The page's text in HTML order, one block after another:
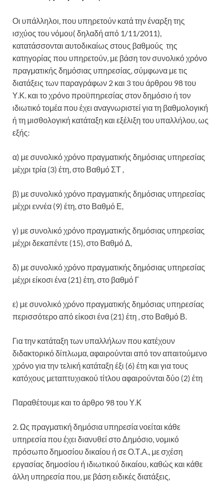
Οι υπάλληλοι, που υπηρετούν κατά την έναρξη της
ισχύος του νόμου( δηλαδή από 1/11/2011),
κατατάσσονται αυτοδικαίως στους βαθμούς της
κατηγορίας που υπηρετούν, με βάση τον συνολικό χρόνο
πραγματικής δημόσιας υπηρεσίας, σύμφωνα με τις
διατάξεις των παραγράφων 2 και 3 του άρθρου 98 του
Υ.Κ. και το χρόνο προϋπηρεσίας στον δημόσιο ή τον
ιδιωτικό τομέα που έχει αναγνωριστεί για τη βαθμολογική
ή τη μισθολογική κατάταξη και εξέλιξη του υπαλλήλου, ως
εξής:
α) με συνολικό χρόνο πραγματικής δημόσιας υπηρεσίας
μέχρι τρία (3) έτη, στο Βαθμό ΣΤ ,
β) με συνολικό χρόνο πραγματικής δημόσιας υπηρεσίας
μέχρι εννέα (9) έτη, στο Βαθμό Ε,
γ) με συνολικό χρόνο πραγματικής δημόσιας υπηρεσίας
μέχρι δεκαπέντε (15), στο Βαθμό Δ,
δ) με συνολικό χρόνο πραγματικής δημόσιας υπηρεσίας
μέχρι είκοσι ένα (21) έτη, στο βαθμό Γ
ε) με συνολικό χρόνο πραγματικής δημόσιας υπηρεσίας
περισσότερο από είκοσι ένα (21) έτη , στο Βαθμό Β.
Για την κατάταξη των υπαλλήλων που κατέχουν
διδακτορικό δίπλωμα, αφαιρούνται από τον απαιτούμενο
χρόνο για την τελική κατάταξη έξι (6) έτη και για τους
κατόχους μεταπτυχιακού τίτλου αφαιρούνται δύο (2) έτη
Παραθέτουμε και το άρθρο 98 του Υ.Κ
2. Ως πραγματική δημόσια υπηρεσία νοείται κάθε
υπηρεσία που έχει διανυθεί στο Δημόσιο, νομικό
πρόσωπο δημοσίου δικαίου ή σε Ο.Τ.Α., με σχέση
εργασίας δημοσίου ή ιδιωτικού δικαίου, καθώς και κάθε
άλλη υπηρεσία που, με βάση ειδικές διατάξεις,